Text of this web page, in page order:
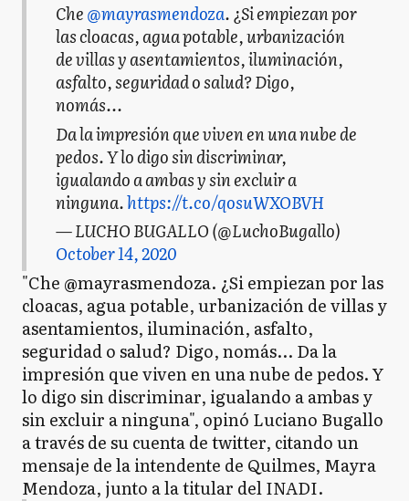
Che@mayrasmendoza. ¿Si empiezan por
las cloacas, agua potable, urbanización
de villas y asentamientos, iluminación,
asfalto, seguridad o salud? Digo,
nomás...
Da la impresión que viven en una nube de
pedos. Y lo digo sin discriminar,
igualando a ambas y sin excluir a
ninguna.https://t.co/qosuWXOBVH
— LUCHO BUGALLO (@LuchoBugallo)
October 14, 2020
"Che @mayrasmendoza. ¿Si empiezan por las
cloacas, agua potable, urbanización de villas y
asentamientos, iluminación, asfalto,
seguridad o salud? Digo, nomás... Da la
impresión que viven en una nube de pedos. Y
lo digo sin discriminar, igualando a ambas y
sin excluir a ninguna", opinó Luciano Bugallo
a través de su cuenta de twitter, citando un
mensaje de la intendente de Quilmes, Mayra
Mendoza, junto a la titular del INADI.